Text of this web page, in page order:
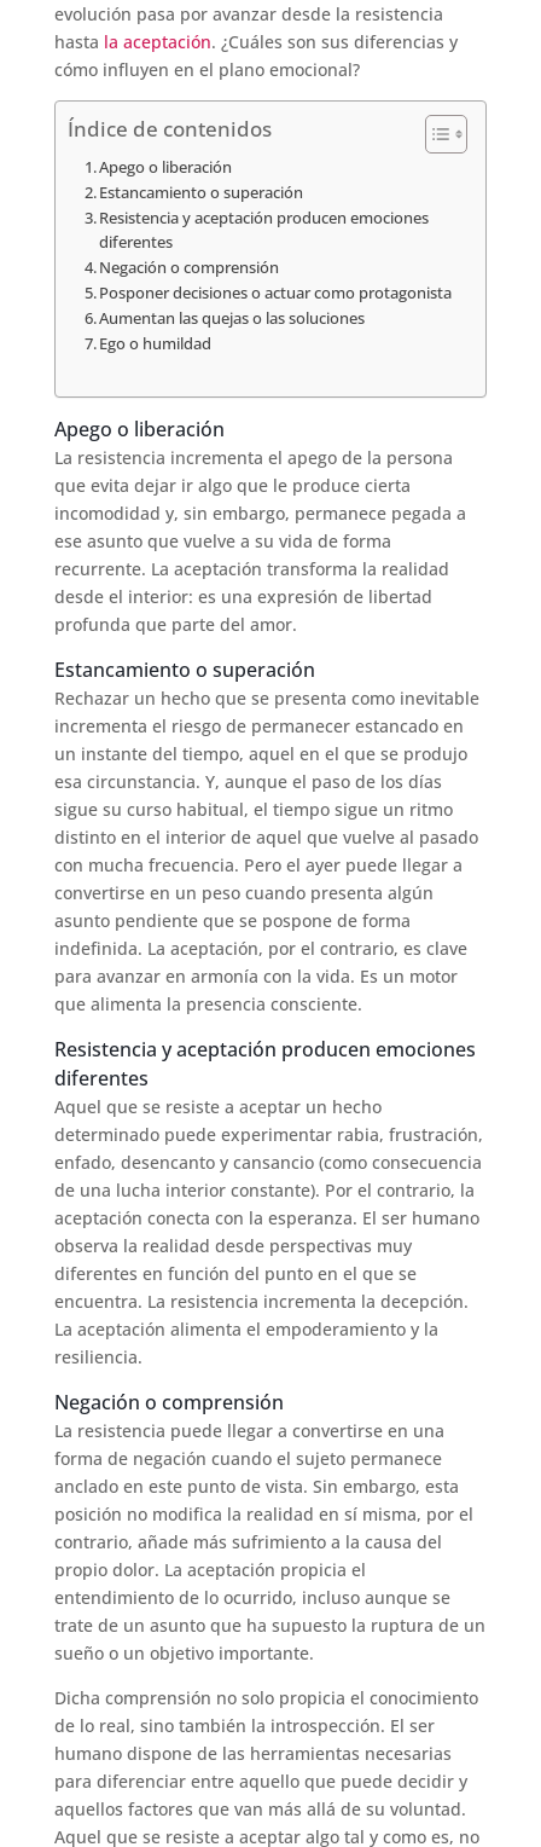
evolución pasa por avanzar desde la resistencia
hasta la aceptación. ¿Cuáles son sus diferencias y
cómo influyen en el plano emocional?
Índice de contenidos
Apego o liberación
Estancamiento o superación
Resistencia y aceptación producen emociones
diferentes
Negación o comprensión
Posponer decisiones o actuar como protagonista
Aumentan las quejas o las soluciones
Ego o humildad
Apego o liberación
La resistencia incrementa el apego de la persona
que evita dejar ir algo que le produce cierta
incomodidad y, sin embargo, permanece pegada a
ese asunto que vuelve a su vida de forma
recurrente. La aceptación transforma la realidad
desde el interior: es una expresión de libertad
profunda que parte del amor.
Estancamiento o superación
Rechazar un hecho que se presenta como inevitable
incrementa el riesgo de permanecer estancado en
un instante del tiempo, aquel en el que se produjo
esa circunstancia. Y, aunque el paso de los días
sigue su curso habitual, el tiempo sigue un ritmo
distinto en el interior de aquel que vuelve al pasado
con mucha frecuencia. Pero el ayer puede llegar a
convertirse en un peso cuando presenta algún
asunto pendiente que se pospone de forma
indefinida. La aceptación, por el contrario, es clave
para avanzar en armonía con la vida. Es un motor
que alimenta la presencia consciente.
Resistencia y aceptación producen emociones
diferentes
Aquel que se resiste a aceptar un hecho
determinado puede experimentar rabia, frustración,
enfado, desencanto y cansancio (como consecuencia
de una lucha interior constante). Por el contrario, la
aceptación conecta con la esperanza. El ser humano
observa la realidad desde perspectivas muy
diferentes en función del punto en el que se
encuentra. La resistencia incrementa la decepción.
La aceptación alimenta el empoderamiento y la
resiliencia.
Negación o comprensión
La resistencia puede llegar a convertirse en una
forma de negación cuando el sujeto permanece
anclado en este punto de vista. Sin embargo, esta
posición no modifica la realidad en sí misma, por el
contrario, añade más sufrimiento a la causa del
propio dolor. La aceptación propicia el
entendimiento de lo ocurrido, incluso aunque se
trate de un asunto que ha supuesto la ruptura de un
sueño o un objetivo importante.
Dicha comprensión no solo propicia el conocimiento
de lo real, sino también la introspección. El ser
humano dispone de las herramientas necesarias
para diferenciar entre aquello que puede decidir y
aquellos factores que van más allá de su voluntad.
Aquel que se resiste a aceptar algo tal y como es, no